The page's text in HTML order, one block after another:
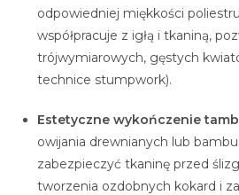
odpowiedniej miękkości
współpracuje z igłą i tkaniną,
trójwymiarowych, gęstych
technice stumpwork).
Estetyczne wykończenie
owijania drewnianych lub
zabezpieczyć tkaninę przed
tworzenia ozdobnych kokard i